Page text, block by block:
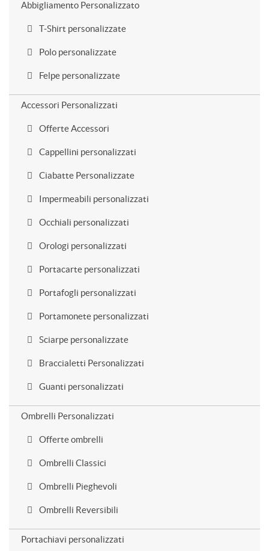
Abbigliamento Personalizzato
T-Shirt personalizzate
Polo personalizzate
Felpe personalizzate
Accessori Personalizzati
Offerte Accessori
Cappellini personalizzati
Ciabatte Personalizzate
Impermeabili personalizzati
Occhiali personalizzati
Orologi personalizzati
Portacarte personalizzati
Portafogli personalizzati
Portamonete personalizzati
Sciarpe personalizzate
Braccialetti Personalizzati
Guanti personalizzati
Ombrelli Personalizzati
Offerte ombrelli
Ombrelli Classici
Ombrelli Pieghevoli
Ombrelli Reversibili
Portachiavi personalizzati